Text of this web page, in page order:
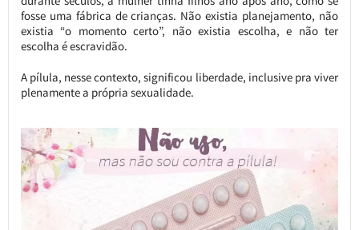
fosse uma fábrica de crianças. Não existia planejamento, não
existia “o momento certo”, não existia escolha, e não ter
escolha é escravidão.
A pílula, nesse contexto, significou liberdade, inclusive pra viver
plenamente a própria sexualidade.